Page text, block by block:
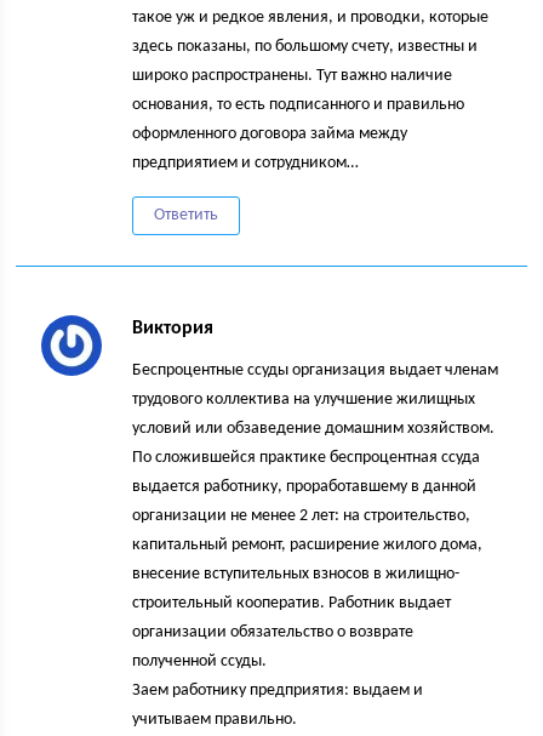
такое уж и редкое явления, и проводки, которые
здесь показаны, по большому счету, известны и
широко распространены. Тут важно наличие
основания, то есть подписанного и правильно
оформленного договора займа между
предприятием и сотрудником…
Ответить
Виктория
Беспроцентные ссуды организация выдает членам
трудового коллектива на улучшение жилищных
условий или обзаведение домашним хозяйством.
По сложившейся практике беспроцентная ссуда
выдается работнику, проработавшему в данной
организации не менее 2 лет: на строительство,
капитальный ремонт, расширение жилого дома,
внесение вступительных взносов в жилищно-
строительный кооператив. Работник выдает
организации обязательство о возврате
полученной ссуды.
Заем работнику предприятия: выдаем и
учитываем правильно.